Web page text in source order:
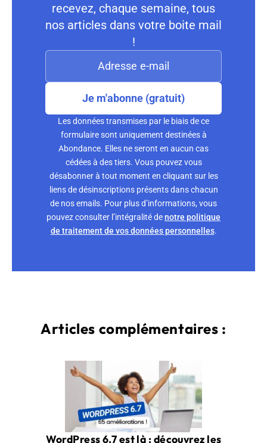
recevez, chaque semaine, tous
nos articles dans votre boite mail
!
Je m'abonne (gratuit)
Les données transmises par le biais de ce
formulaire sont uniquement destinées à
Abondance. Elles ne seront en aucun cas
cédées à des tiers. Vous pouvez vous
désabonner à tout moment en cliquant sur les
liens de désinscriptions présents dans chacun
de nos emails. Pour plus d’informations, vous
pouvez consulter l’intégralité denotre politique
de traitement de vos données personnelles.
Articles complémentaires :
WordPress 6.7 est là : découvrez les